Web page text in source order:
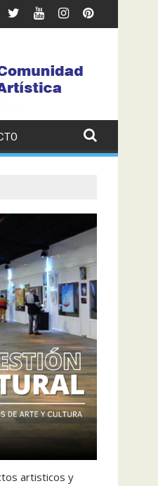
artisticos y